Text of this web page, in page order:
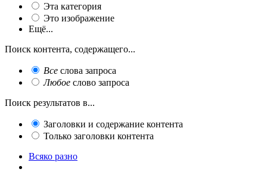
Эта категория
Это изображение
Ещё...
Поиск контента, содержащего...
Все слова запроса
Любое слово запроса
Поиск результатов в...
Заголовки и содержание контента
Только заголовки контента
Всяко разно